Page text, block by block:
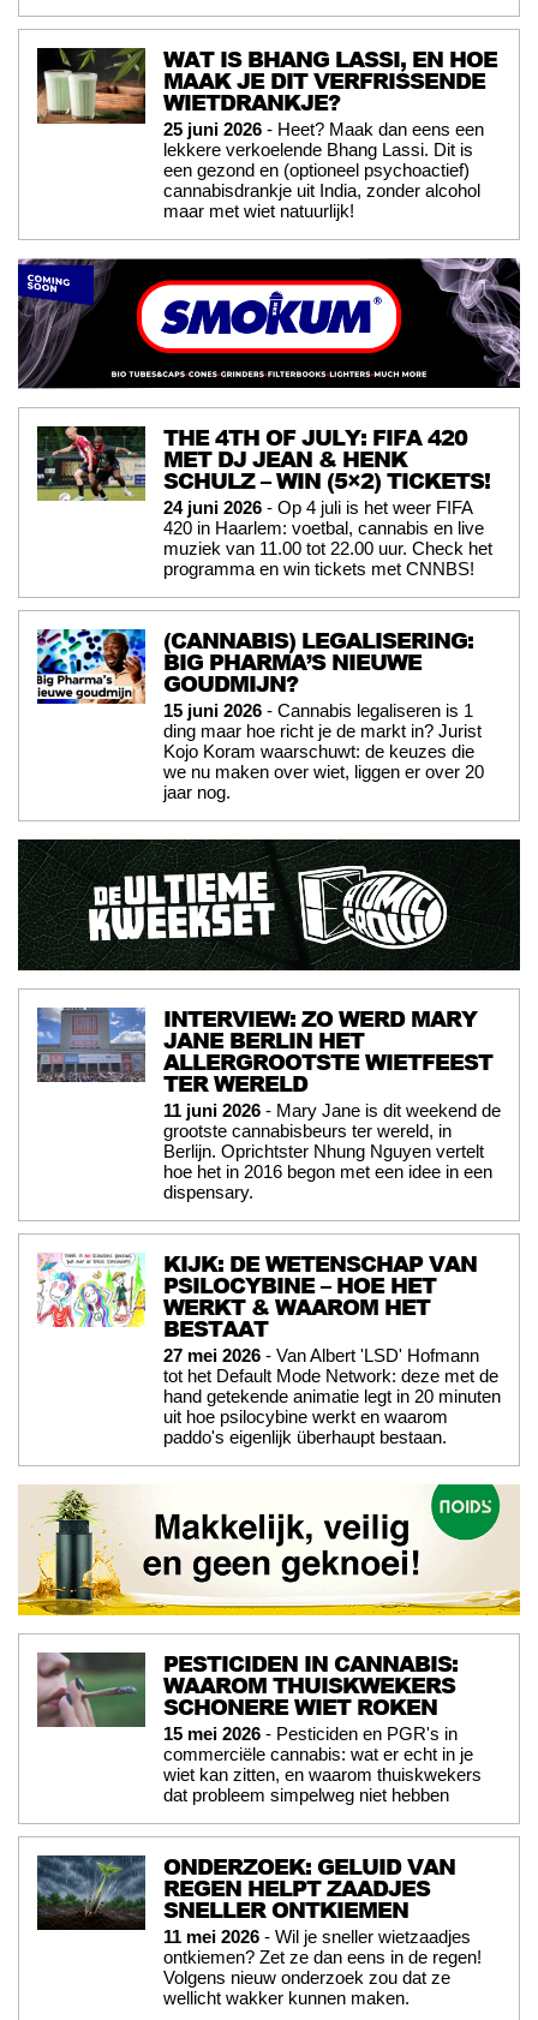
WAT IS BHANG LASSI, EN HOE
MAAK JE DIT VERFRISSENDE
WIETDRANKJE?
25 juni 2026 - Heet? Maak dan eens een
lekkere verkoelende Bhang Lassi. Dit is
een gezond en (optioneel psychoactief)
cannabisdrankje uit India, zonder alcohol
maar met wiet natuurlijk!
THE 4TH OF JULY: FIFA 420
MET DJ JEAN & HENK
SCHULZ – WIN (5×2) TICKETS!
24 juni 2026 - Op 4 juli is het weer FIFA
420 in Haarlem: voetbal, cannabis en live
muziek van 11.00 tot 22.00 uur. Check het
programma en win tickets met CNNBS!
(CANNABIS) LEGALISERING:
BIG PHARMA’S NIEUWE
GOUDMIJN?
15 juni 2026 - Cannabis legaliseren is 1
ding maar hoe richt je de markt in? Jurist
Kojo Koram waarschuwt: de keuzes die
we nu maken over wiet, liggen er over 20
jaar nog.
INTERVIEW: ZO WERD MARY
JANE BERLIN HET
ALLERGROOTSTE WIETFEEST
TER WERELD
11 juni 2026 - Mary Jane is dit weekend de
grootste cannabisbeurs ter wereld, in
Berlijn. Oprichtster Nhung Nguyen vertelt
hoe het in 2016 begon met een idee in een
dispensary.
KIJK: DE WETENSCHAP VAN
PSILOCYBINE – HOE HET
WERKT & WAAROM HET
BESTAAT
27 mei 2026 - Van Albert 'LSD' Hofmann
tot het Default Mode Network: deze met de
hand getekende animatie legt in 20 minuten
uit hoe psilocybine werkt en waarom
paddo's eigenlijk überhaupt bestaan.
PESTICIDEN IN CANNABIS:
WAAROM THUISKWEKERS
SCHONERE WIET ROKEN
15 mei 2026 - Pesticiden en PGR's in
commerciële cannabis: wat er echt in je
wiet kan zitten, en waarom thuiskwekers
dat probleem simpelweg niet hebben
ONDERZOEK: GELUID VAN
REGEN HELPT ZAADJES
SNELLER ONTKIEMEN
11 mei 2026 - Wil je sneller wietzaadjes
ontkiemen? Zet ze dan eens in de regen!
Volgens nieuw onderzoek zou dat ze
wellicht wakker kunnen maken.